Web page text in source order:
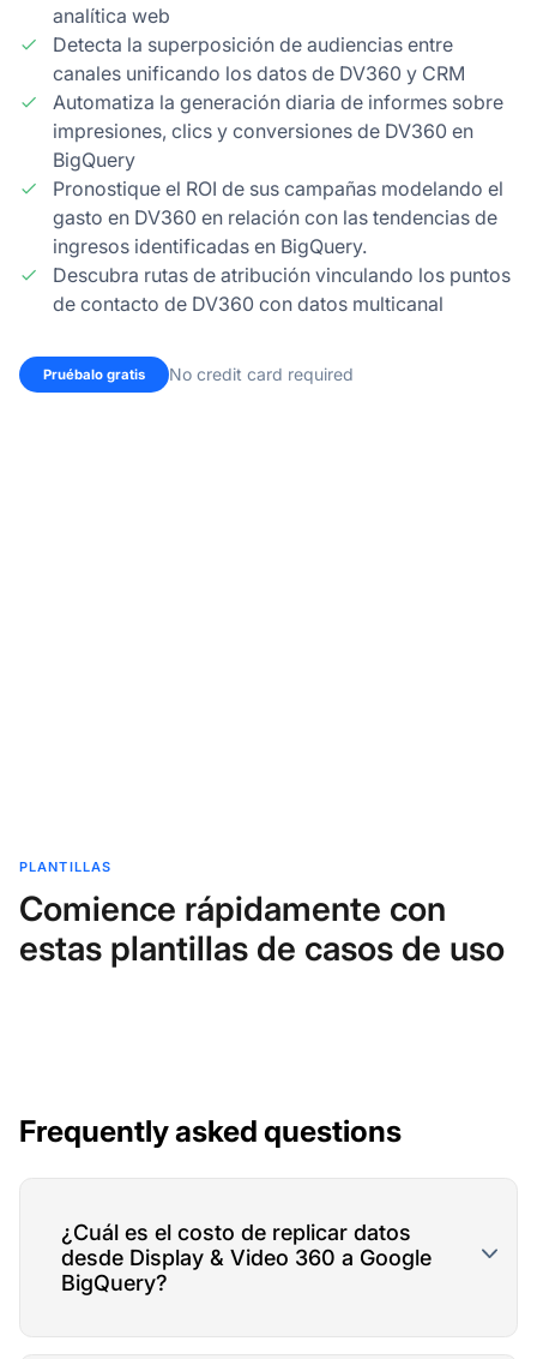
analítica web
Detecta la superposición de audiencias entre
canales unificando los datos de DV360 y CRM
Automatiza la generación diaria de informes sobre
impresiones, clics y conversiones de DV360 en
BigQuery
Pronostique el ROI de sus campañas modelando el
gasto en DV360 en relación con las tendencias de
ingresos identificadas en BigQuery.
Descubra rutas de atribución vinculando los puntos
de contacto de DV360 con datos multicanal
Pruébalo gratis No credit card required
PLANTILLAS
Comience rápidamente con
estas plantillas de casos de uso
Frequently asked questions
¿Cuál es el costo de replicar datos
desde Display & Video 360 a Google
BigQuery?